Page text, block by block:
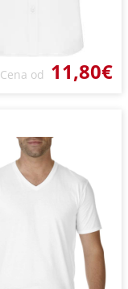
Cena od 11,80€